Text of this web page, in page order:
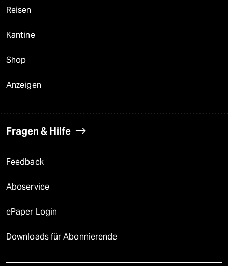
Reisen
Kantine
Shop
Anzeigen
Fragen & Hilfe
Feedback
Aboservice
ePaper Login
Downloads für Abonnierende